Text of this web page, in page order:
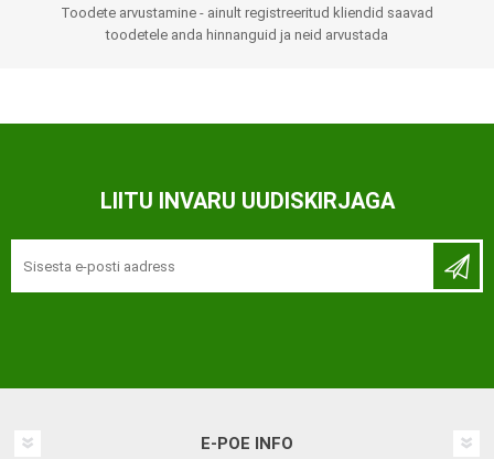
Toodete arvustamine - ainult registreeritud kliendid saavad
toodetele anda hinnanguid ja neid arvustada
LIITU INVARU UUDISKIRJAGA
E-POE INFO